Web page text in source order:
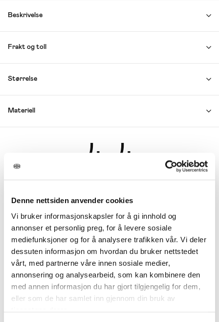
Denne nettsiden anvender cookies
Vi bruker informasjonskapsler for å gi innhold og
annonser et personlig preg, for å levere sosiale
mediefunksjoner og for å analysere trafikken vår. Vi deler
dessuten informasjon om hvordan du bruker nettstedet
vårt, med partnerne våre innen sosiale medier,
annonsering og analysearbeid, som kan kombinere den
med annen informasjon du har gjort tilgjengelig for dem,
eller som de har samlet inn gjennom din bruk av
Beskrivelse
Frakt og toll
Størrelse
Materiell
4.4